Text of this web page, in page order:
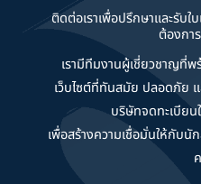
ติดต่อเราเพื่อปรึกษาและรับ
ต้องกา
เรามีทีมงานผู้เชี่ยวชาญที่
เว็บไซต์ที่ทันสมัย ปลอดภัย
บริษัทจดทะเบีย
เพื่อสร้างความเชื่อมั่นให้กับ